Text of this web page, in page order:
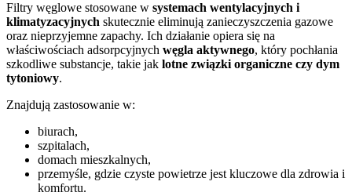
Filtry węglowe stosowane w systemach wentylacyjnych i
klimatyzacyjnych skutecznie eliminują zanieczyszczenia gazowe
oraz nieprzyjemne zapachy. Ich działanie opiera się na
właściwościach adsorpcyjnych węgla aktywnego, który pochłania
szkodliwe substancje, takie jak lotne związki organiczne czy dym
tytoniowy.
Znajdują zastosowanie w:
biurach,
szpitalach,
domach mieszkalnych,
przemyśle, gdzie czyste powietrze jest kluczowe dla zdrowia i
komfortu.